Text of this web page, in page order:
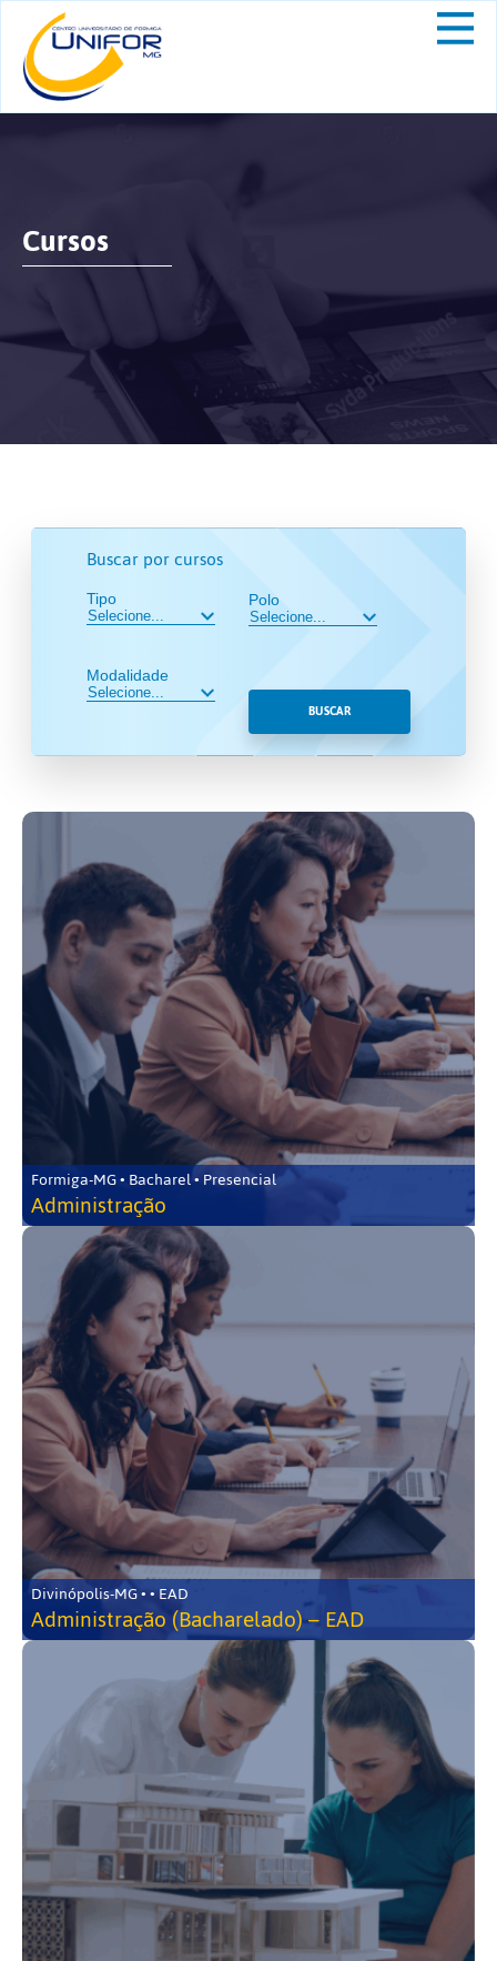
Cursos
Buscar por cursos
Tipo
Modalidade
Polo
BUSCAR
Formiga-MG • Bacharel • Presencial
Administração
Divinópolis-MG • • EAD
Administração (Bacharelado) – EAD